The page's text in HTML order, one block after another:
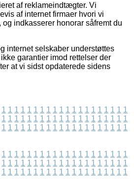
af reklameindtægter. Vi
af internet firmaer hvori vi
og indkasserer honorar såfremt du
internet selskaber understøttes
garantier imod rettelser der
at vi sidst opdaterede sidens
1 1 1 1 1 1 1 1 1 1 1 1 1 1 1 1 1 1 1 1
1 1 1 1 1 1 1 1 1 1 1 1 1 1 1 1 1 1 1 1
1 1 1 1 1 1 1 1 1 1 1 1 1 1 1 1 1 1 1 1
1 1 1 1 1 1 1 1 1 1 1 1 1 1 1 1 1 1 1 1
1 1 1 1 1 1 1 1 1 1 1 1 1 1 1 1 1 1 1 1
1 1 1 1 1 1 1 1 1 1 1 1 1 1 1 1 1 1 1 1